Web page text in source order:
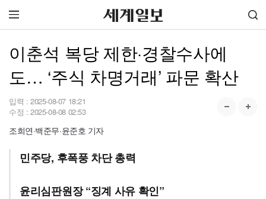
이춘석 복당 제한·경찰수사에
도… ‘주식 차명거래’ 파문 확산
입력 : 2025-08-07 18:21
수정 : 2025-08-08 02:53
조희연·백준무·윤준호 기자
민주당, 후폭풍 차단 총력
윤리심판원장 “징계 사유 확인”